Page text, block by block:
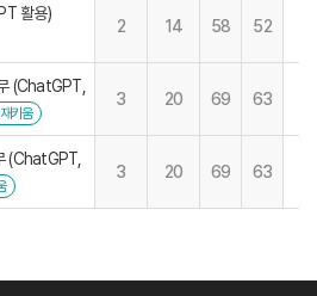
활용)
2 14 58 52
(ChatGPT,
키움
3 20 69 63
(ChatGPT,
3 20 69 63